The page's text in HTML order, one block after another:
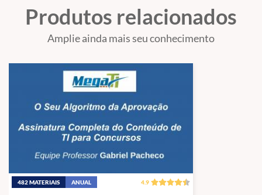
Produtos relacionados
Amplie ainda mais seu conhecimento
482 MATERIAIS ANUAL 4.9